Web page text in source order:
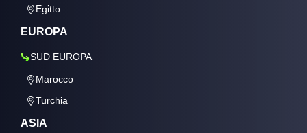
Egitto
EUROPA
SUD EUROPA
Marocco
Turchia
ASIA